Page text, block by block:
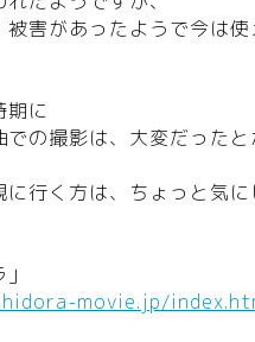
害があったようで今は使
期に
の撮影は、大変だったと
行く方は、ちょっと気に
movie.jp/